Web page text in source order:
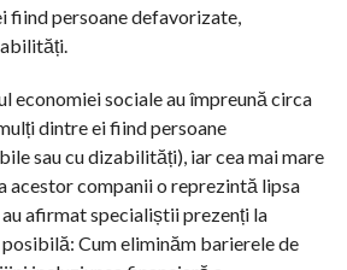
fiind persoane defavorizate,
economiei sociale au împreună circa
dintre ei fiind persoane
sau cu dizabilități), iar cea mai mare
acestor companii o reprezintă lipsa
au afirmat specialiștii prezenți la
Cum eliminăm barierele de